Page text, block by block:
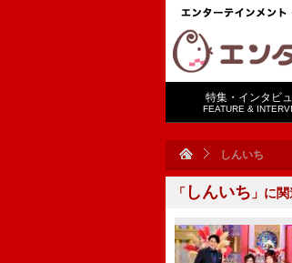
特集・インタビ
FEATURE &
しんいち
「 しんいち 」に